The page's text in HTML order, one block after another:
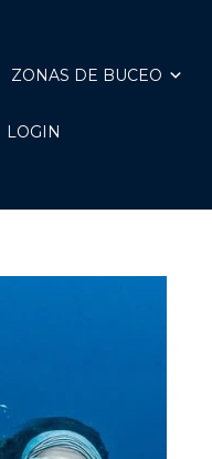
ZONAS DE BUCEO
LOGIN